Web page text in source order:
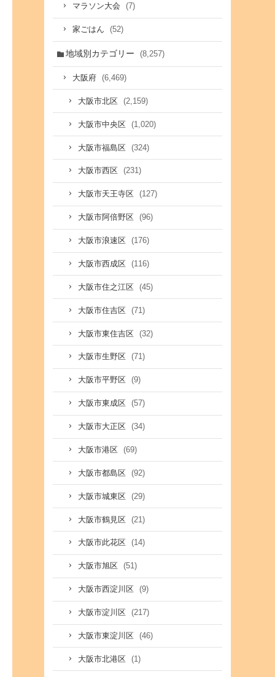
マラソン大会 (7)
家ごはん (52)
地域別カテゴリー (8,257)
大阪府 (6,469)
大阪市北区 (2,159)
大阪市中央区 (1,020)
大阪市福島区 (324)
大阪市西区 (231)
大阪市天王寺区 (127)
大阪市阿倍野区 (96)
大阪市浪速区 (176)
大阪市西成区 (116)
大阪市住之江区 (45)
大阪市住吉区 (71)
大阪市東住吉区 (32)
大阪市生野区 (71)
大阪市平野区 (9)
大阪市東成区 (57)
大阪市大正区 (34)
大阪市港区 (69)
大阪市都島区 (92)
大阪市城東区 (29)
大阪市鶴見区 (21)
大阪市此花区 (14)
大阪市旭区 (51)
大阪市西淀川区 (9)
大阪市淀川区 (217)
大阪市東淀川区 (46)
大阪市北港区 (1)